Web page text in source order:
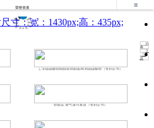
荣誉资质

工业级碳酸锂精制提纯制备电池级碳酸锂（专利证书）
智能高 效气液分离器（专利证书）
35
条
上
一
页